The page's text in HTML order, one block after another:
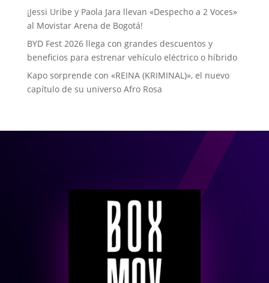
¡Jessi Uribe y Paola Jara llevan «Despecho a 2 Voces»
al Movistar Arena de Bogotá!
BYD Fest 2026 llega con grandes descuentos y
beneficios para estrenar vehículo eléctrico o híbrido
Kapo sorprende con «REINA (KRIMINAL)», el nuevo
capítulo de su universo Afro Rosa